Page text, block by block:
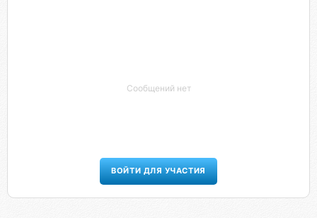
Сообщений нет
ВОЙТИ ДЛЯ УЧАСТИЯ